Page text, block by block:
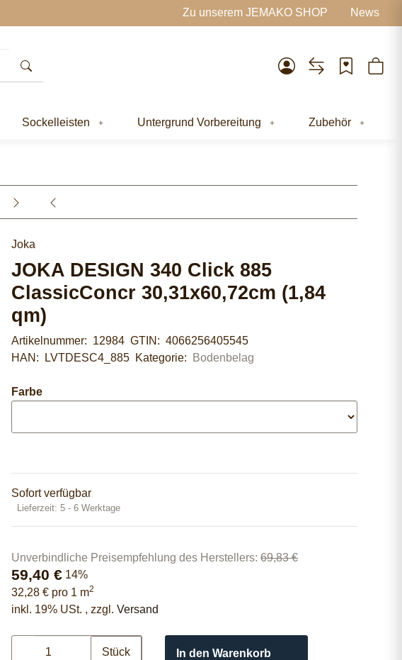
Zu unserem JEMAKO SHOP News
Sockelleisten Untergrund Vorbereitung Zubehör
Joka
JOKA DESIGN 340 Click 885
ClassicConcr 30,31x60,72cm (1,84
qm)
Artikelnummer: 12984 GTIN:4066256405545
HAN:
LVTDESC4_885 Kategorie: Bodenbelag
Farbe
Sofort verfügbar
Lieferzeit:5 - 6 Werktage
Unverbindliche Preisempfehlung des Herstellers:69,83 €
59,40 € 14%
32,28 € pro 1 m2
inkl. 19% USt. , zzgl.Versand
Stück In den Warenkorb